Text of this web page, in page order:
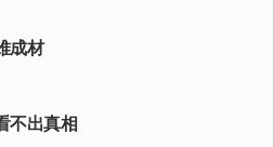
成材
不出真相